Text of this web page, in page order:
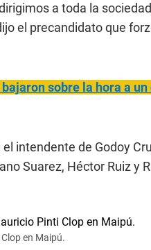
a toda la
el precandidato que
sobre la hora a
intendente de Godoy
Suarez, Héctor Ruiz y
en Maipú.